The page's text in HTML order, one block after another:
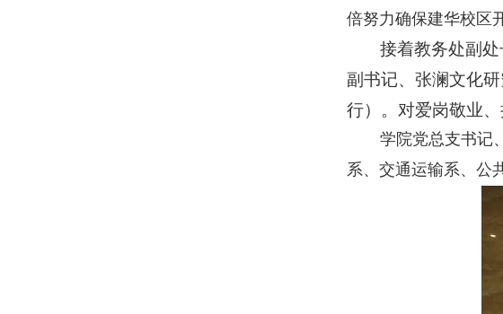
倍努力确保建华校区
接着教务处副
副书记、张澜文化
行）。对爱岗敬业
学院党总支书记
系、交通运输系、公